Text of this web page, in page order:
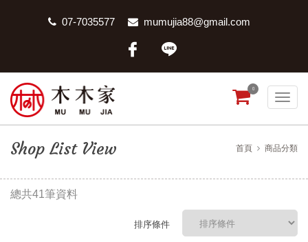
07-7035577 mumujia88@gmail.com
0
Shop List View 首頁 商品分類
總共41筆資料
排序條件